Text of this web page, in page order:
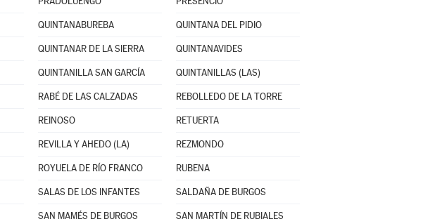
QUINTANABUREBA QUINTANA DEL PIDIO
QUINTANAR DE LA SIERRA QUINTANAVIDES
QUINTANILLA SAN GARCÍA QUINTANILLAS (LAS)
RABÉ DE LAS CALZADAS REBOLLEDO DE LA TORRE
REINOSO RETUERTA
REVILLA Y AHEDO (LA) REZMONDO
ROYUELA DE RÍO FRANCO RUBENA
SALAS DE LOS INFANTES SALDAÑA DE BURGOS
SAN MAMÉS DE BURGOS SAN MARTÍN DE RUBIALES